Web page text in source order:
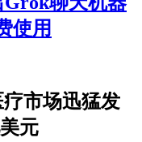
使用
市场迅猛发
元